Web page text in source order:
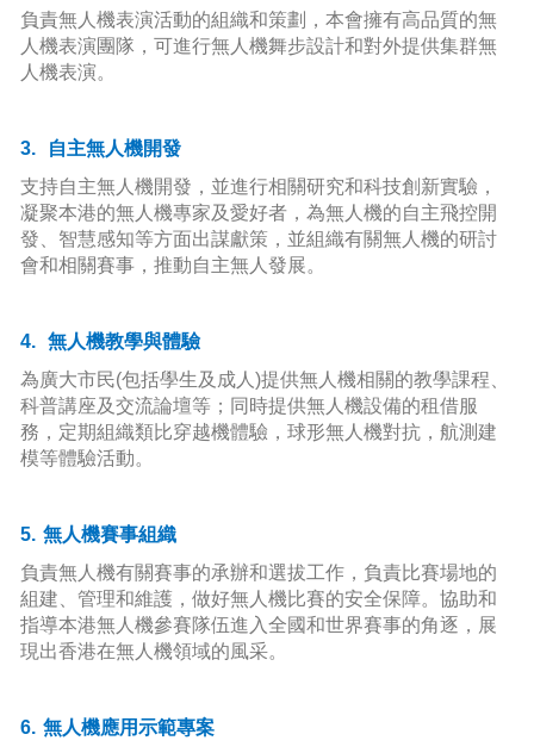
負責無人機表演活動的組織和策劃，本會擁有高品質的無
人機表演團隊，可進行無人機舞步設計和對外提供集群無
人機表演。
3.
自主無人機開發
支持自主無人機開發，並進行相關研究和科技創新實驗，
凝聚本港的無人機專家及愛好者，為無人機的自主飛控開
發、智慧感知等方面出謀獻策，並組織有關無人機的研討
會和相關賽事，推動自主無人發展。
4.
無人機教學與體驗
為廣大市民(包括學生及成人)提供無人機相關的教學課程、
科普講座及交流論壇等；同時提供無人機設備的租借服
務，定期組織類比穿越機體驗，球形無人機對抗，航測建
模等體驗活動。
5. 無人機賽事組織
負責無人機有關賽事的承辦和選拔工作，負責比賽場地的
組建、管理和維護，做好無人機比賽的安全保障。協助和
指導本港無人機參賽隊伍進入全國和世界賽事的角逐，展
現出香港在無人機領域的風采。
6. 無人機應用示範專案